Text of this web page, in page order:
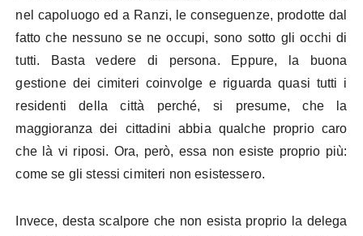
nel capoluogo ed a Ranzi, le conseguenze, prodotte dal
fatto che nessuno se ne occupi, sono sotto gli occhi di
tutti. Basta vedere di persona. Eppure, la buona
gestione dei cimiteri coinvolge e riguarda quasi tutti i
residenti della città perché, si presume, che la
maggioranza dei cittadini abbia qualche proprio caro
che là vi riposi. Ora, però, essa non esiste proprio più:
come se gli stessi cimiteri non esistessero.
Invece, desta scalpore che non esista proprio la delega